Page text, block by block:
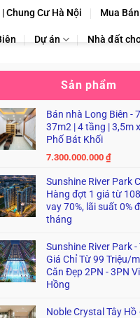
Chung Cư Hà Nội Mua
Dự án Nhà đất
Sản phẩm
Bán nhà Long Biên -
37m2 | 4 tầng | 3,5m
Phố Bát Khối
7.300.000.000₫
Sunshine River Park
Hàng đợt 1 giá từ
vay 70%, lãi suất 0%
tháng
Sunshine River Park -
Giá Chỉ Từ 99 Triệu/
Căn Đẹp 2PN - 3PN
Hồng
Noble Crystal Tây Hồ